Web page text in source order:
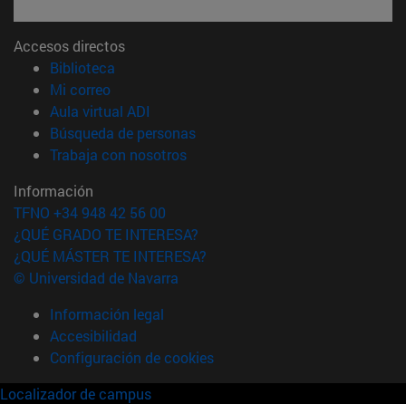
Accesos directos
Biblioteca
Mi correo(abre en nueva ventana)
Aula virtual ADI
Búsqueda de personas(abre en nueva ventana)
Trabaja con nosotros(abre en nueva ventana)
Información
TFNO +34 948 42 56 00
¿QUÉ GRADO TE INTERESA?
¿QUÉ MÁSTER TE INTERESA?
© Universidad de Navarra
Información legal
Accesibilidad
Configuración de cookies
Localizador de campus